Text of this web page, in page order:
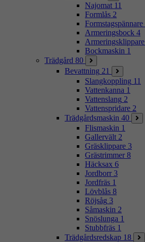
Najomat 11
Formlås 2
Formstagspännare
Armeringsbock 4
Armeringsklippare
Bockmaskin 1
Trädgård 80
Bevattning 21
Slangkoppling 11
Vattenkanna 1
Vattenslang 2
Vattenspridare 2
Trädgårdsmaskin 40
Flismaskin 1
Gallervält 2
Gräsklippare 3
Grästrimmer 8
Häcksax 6
Jordborr 3
Jordfräs 1
Lövblås 8
Röjsåg 3
Såmaskin 2
Snöslunga 1
Stubbfräs 1
Trädgårdsredskap 18